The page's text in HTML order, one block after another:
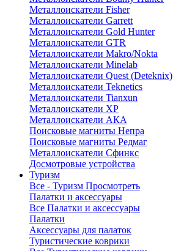
Металлоискатели Fisher
Металлоискатели Garrett
Металлоискатели Gold Hunter
Металлоискатели GTR
Металлоискатели Makro/Nokta
Металлоискатели Minelab
Металлоискатели Quest (Deteknix)
Металлоискатели Teknetics
Металлоискатели Tianxun
Металлоискатели XP
Металлоискатели АКА
Поисковые магниты Непра
Поисковые магниты Редмаг
Металлоискатели Сфинкс
Досмотровые устройства
Туризм
Все - Туризм Просмотреть
Палатки и аксессуары
Все Палатки и аксессуары
Палатки
Аксессуары для палаток
Туристические коврики